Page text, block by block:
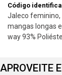
Código
Jaleco
mangas longas
way 93%
APROVEITE